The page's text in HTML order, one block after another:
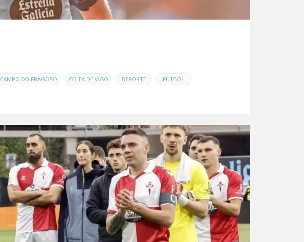
CAMPO DO FRAGOSO CELTA DE VIGO DEPORTE FÚTBOL